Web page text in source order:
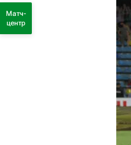
Матч-
центр